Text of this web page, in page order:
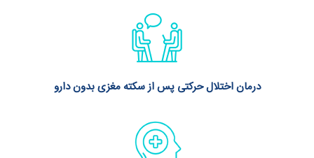
درمان اختلال حرکتی پس از سکته مغزی بدون دارو